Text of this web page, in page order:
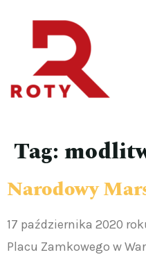
Tag:
Narodowy
17 października 2020
Placu Zamkowego w